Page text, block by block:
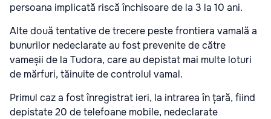
persoana implicată riscă închisoare de la 3 la 10 ani.
Alte două tentative de trecere peste frontiera vamală a
bunurilor nedeclarate au fost prevenite de către
vameșii de la Tudora, care au depistat mai multe loturi
de mărfuri, tăinuite de controlul vamal.
Primul caz a fost înregistrat ieri, la intrarea în țară, fiind
depistate 20 de telefoane mobile, nedeclarate